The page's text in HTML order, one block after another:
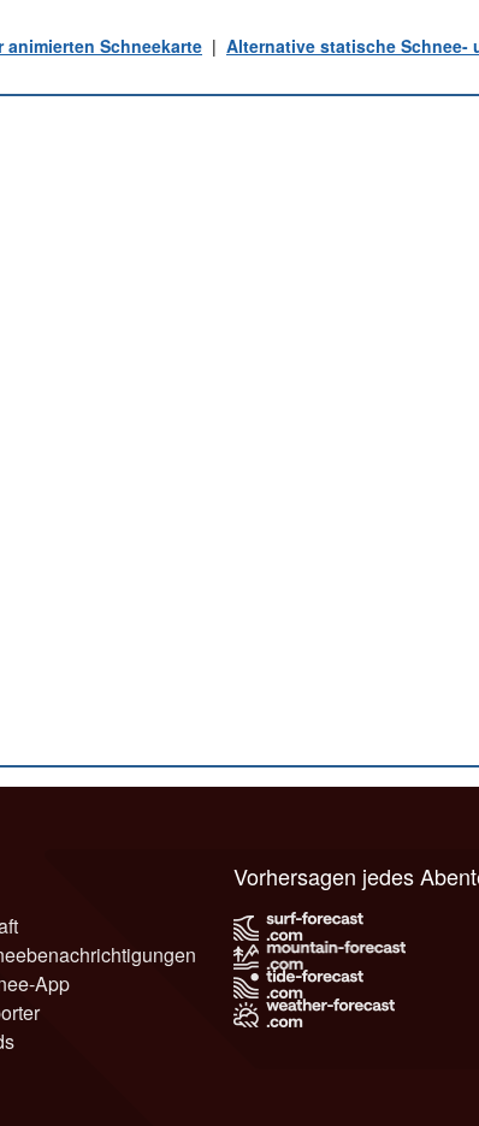
animierten Schneekarte | Alternative statische Schnee-
App
Vorhersagen jedes